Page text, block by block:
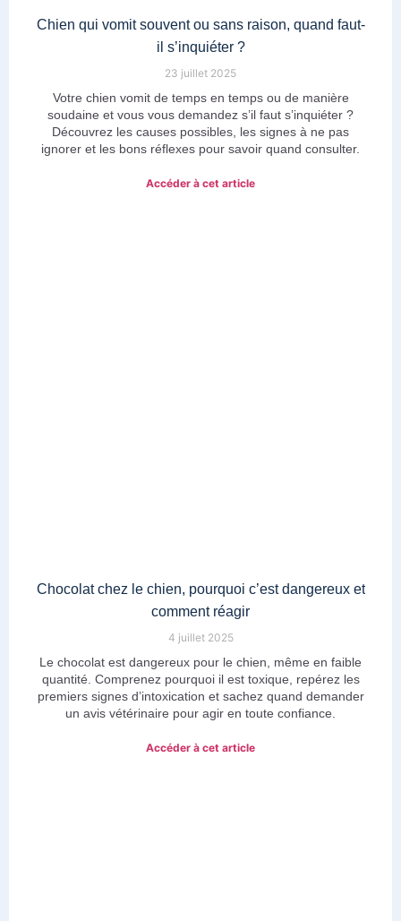
Chien qui vomit souvent ou sans raison, quand faut-
il s’inquiéter ?
23 juillet 2025
Votre chien vomit de temps en temps ou de manière
soudaine et vous vous demandez s’il faut s’inquiéter ?
Découvrez les causes possibles, les signes à ne pas
ignorer et les bons réflexes pour savoir quand consulter.
Accéder à cet article
Chocolat chez le chien, pourquoi c’est dangereux et
comment réagir
4 juillet 2025
Le chocolat est dangereux pour le chien, même en faible
quantité. Comprenez pourquoi il est toxique, repérez les
premiers signes d’intoxication et sachez quand demander
un avis vétérinaire pour agir en toute confiance.
Accéder à cet article